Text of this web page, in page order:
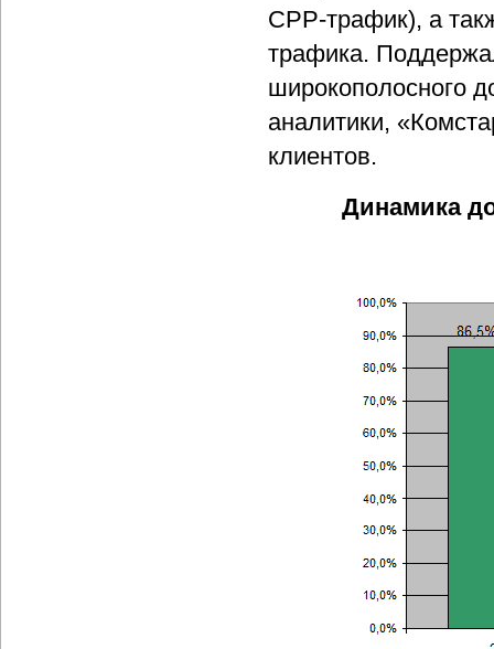
CPP-трафик), а
трафика.
широкополосного
аналитики,
клиентов.
Динамика